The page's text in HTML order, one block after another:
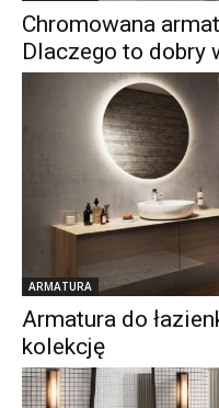
Chromowana
Dlaczego to dobry
ARMATURA
Armatura do
kolekcję